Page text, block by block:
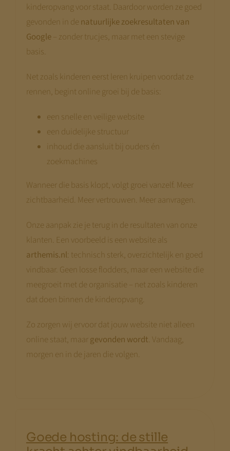
kinderopvang voor staat. Daardoor worden ze goed
gevonden in de natuurlijke zoekresultaten van
Google– zonder trucjes, maar met een stevige
basis.
Net zoals kinderen eerst leren kruipen voordat ze
rennen, begint online groei bij de basis:
een snelle en veilige website
een duidelijke structuur
inhoud die aansluit bij ouders én
zoekmachines
Wanneer die basis klopt, volgt groei vanzelf. Meer
zichtbaarheid. Meer vertrouwen. Meer aanvragen.
Onze aanpak zie je terug in de resultaten van onze
klanten. Een voorbeeld is een website als
arthemis.nl: technisch sterk, overzichtelijk en goed
vindbaar. Geen losse flodders, maar een website die
meegroeit met de organisatie – net zoals kinderen
dat doen binnen de kinderopvang.
Zo zorgen wij ervoor dat jouw website niet alleen
online staat, maar gevonden wordt. Vandaag,
morgen en in de jaren die volgen.
Goede hosting: de stille